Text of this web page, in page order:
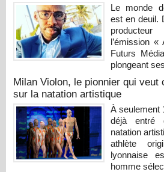
Le monde
est en deuil.
l’émission
Futurs
plongeant
Milan Violon, le pionnier qui veut
sur la natation artistique
À seulement
déjà entré
natation
athlète
lyonnaise
homme